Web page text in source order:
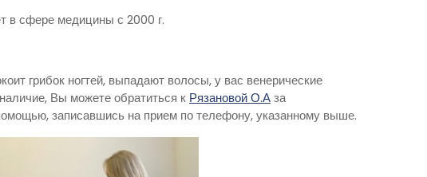
в сфере медицины с 2000 г.
грибок ногтей, выпадают волосы, у вас венерические
Вы можете обратиться к Рязановой О.Аза
записавшись на прием по телефону, указанному выше.